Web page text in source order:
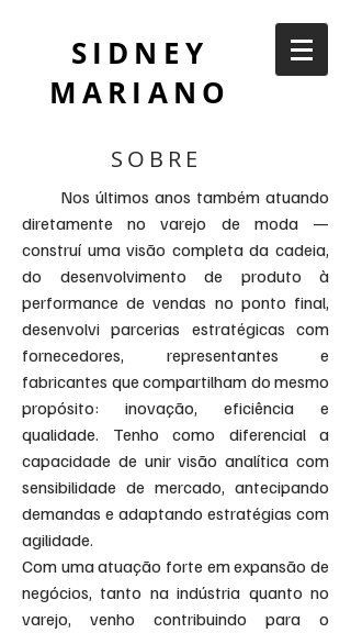
SIDNEY
MARIANO
SOBRE
Nos últimos anos também atuando
diretamente no varejo de moda —
construí uma visão completa da cadeia,
do desenvolvimento de produto à
performance de vendas no ponto final,
desenvolvi parcerias estratégicas com
fornecedores, representantes e
fabricantes que compartilham do mesmo
propósito: inovação, eficiência e
qualidade. Tenho como diferencial a
capacidade de unir visão analítica com
sensibilidade de mercado, antecipando
demandas e adaptando estratégias com
agilidade.
Com uma atuação forte em expansão de
negócios, tanto na indústria quanto no
varejo, venho contribuindo para o